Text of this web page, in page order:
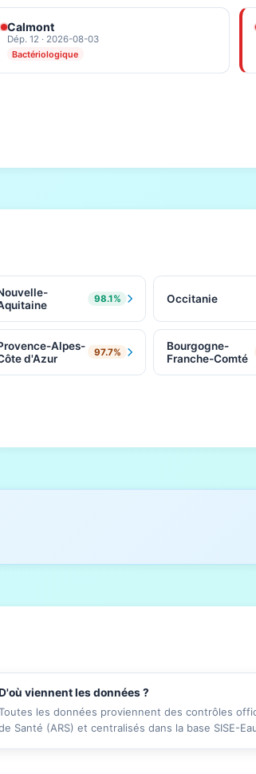
Calmont
Dép. 12 · 2026-08-03
Bactériologique
98.1% Occitanie
Alpes-
d'Azur
97.7%
Bourgogne-
Franche-Comté
viennent les données ?
les données proviennent des contrôles
Santé (ARS) et centralisés dans la base SISE-